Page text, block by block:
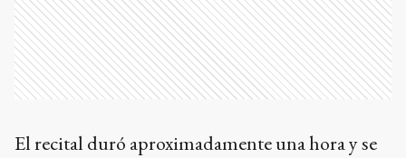
El recital duró aproximadamente una hora y se